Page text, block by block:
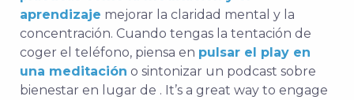
aprendizaje mejorar la claridad mental y la
concentración. Cuando tengas la tentación de
coger el teléfono, piensa en pulsar el play en
una meditación o sintonizar un podcast sobre
bienestar en lugar de . It’s a great way to engage